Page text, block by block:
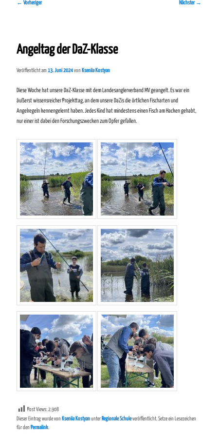
Beitragsnavigation
← Vorheriger Nächster →
Angeltag der DaZ-Klasse
Veröffentlicht am13. Juni 2024von Kseniia Kostyan
Diese Woche hat unsere DaZ-Klasse mit dem Landesanglerverband MV geangelt. Es war ein
äußerst wissensreicher Projekttag, an dem unsere DaZis die örtlichen Fischarten und
Angelregeln kennengelernt haben. Jedes Kind hat mindestens einen Fisch am Hacken gehabt,
nur einer ist dabei den Forschungszwecken zum Opfer gefallen.
Post Views:2.908
Dieser Eintrag wurde von Kseniia KostyanunterRegionale Schuleveröffentlicht. Setze ein Lesezeichen
für denPermalink